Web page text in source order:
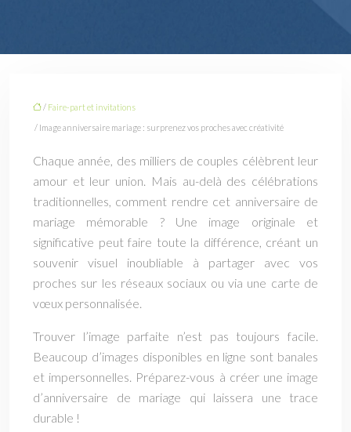
/ Faire-part et invitations
/ Image anniversaire mariage : surprenez vos proches avec créativité
Chaque année, des milliers de couples célèbrent leur
amour et leur union. Mais au-delà des célébrations
traditionnelles, comment rendre cet anniversaire de
mariage mémorable ? Une image originale et
significative peut faire toute la différence, créant un
souvenir visuel inoubliable à partager avec vos
proches sur les réseaux sociaux ou via une carte de
vœux personnalisée.
Trouver l’image parfaite n’est pas toujours facile.
Beaucoup d’images disponibles en ligne sont banales
et impersonnelles. Préparez-vous à créer une image
d’anniversaire de mariage qui laissera une trace
durable !